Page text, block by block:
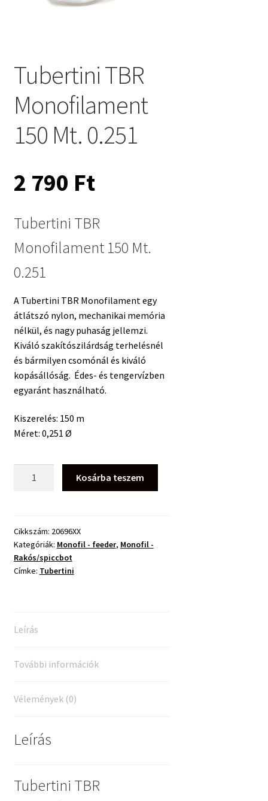
Tubertini TBR
Monofilament
150 Mt. 0.251
2 790 Ft
Tubertini TBR
Monofilament 150 Mt.
0.251
A Tubertini TBR Monofilament egy
átlátszó nylon, mechanikai memória
nélkül, és nagy puhaság jellemzi.
Kiváló szakítószilárdság terhelésnél
és bármilyen csomónál és kiváló
kopásállóság. Édes- és tengervízben
egyaránt használható.
Kiszerelés: 150 m
Méret: 0,251 Ø
Mt.
0.251
mennyiség
Kosárba teszem
Cikkszám: 20696XX
Kategóriák: Monofil - feeder, Monofil -
Rakós/spiccbot
Címke: Tubertini
Leírás
További információk
Vélemények (0)
Leírás
Tubertini TBR